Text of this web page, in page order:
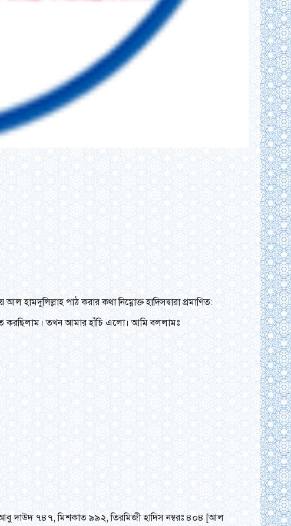
পাঠ করার কথা নিম্নোক্ত হাদিসদ্বারা প্রমাণিত:
করছিলাম। তখন আমার হাঁচি এলো। আমি বললামঃ
আবু দাউদ ৭৪৭, মিশকাত ৯৯২, তিরমিজী হাদিস নম্বরঃ ৪০৪ [আল